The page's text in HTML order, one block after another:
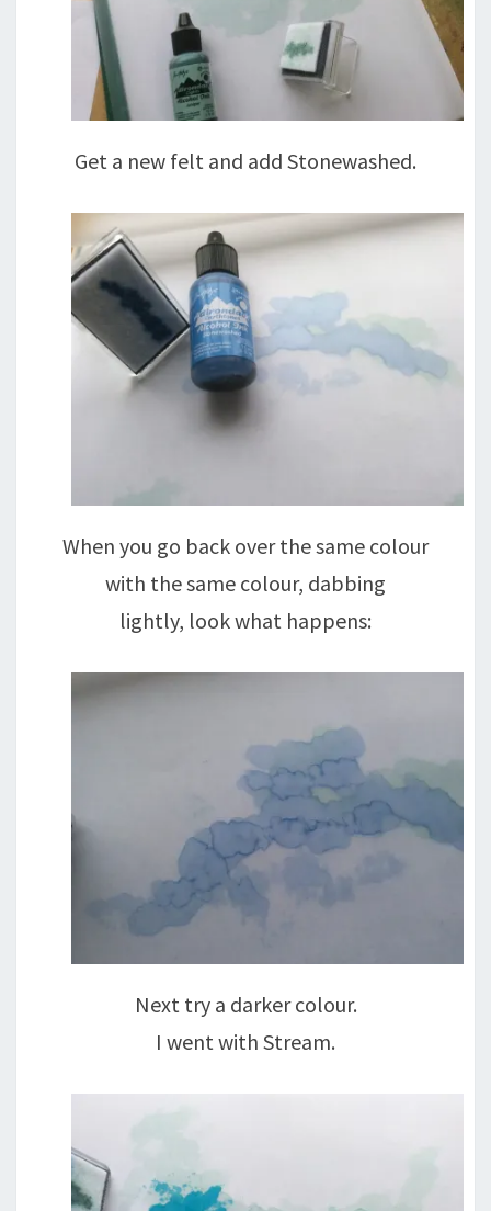
Get a new felt and add Stonewashed.
When you go back over the same colour
with the same colour, dabbing
lightly, look what happens:
Next try a darker colour.
I went with Stream.